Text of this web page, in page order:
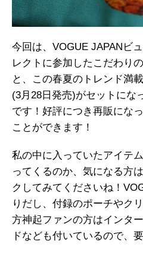
今回は、VOGUE JAPANビ
レクトに参加したこだわり
と、この春夏のトレンド満
(3月28日発売)がセットにな
です！好評につき再販にな
ことができます！
私の中に入っていたアイテ
ってくるのか、気になる方
クしてみてくださいね！
りだし、付録のポーチやク
方神起ファンの方はインタ
ドなども付いているので、